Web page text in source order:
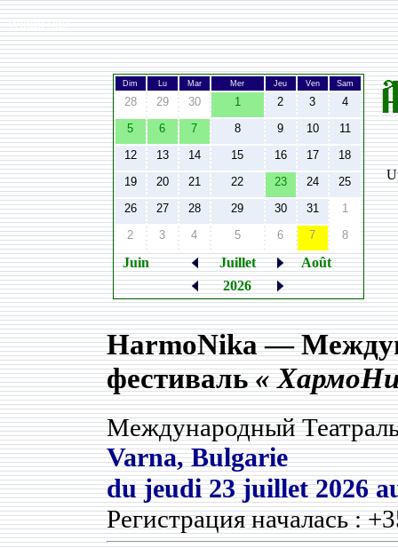
Width:980
Dim Lu Mar Mer Jeu Ven Sam
28 29 30 1 2 3
4
5
6 7 8 9 10
11
12
13 14 15 16 17
18
19
20 21 22 23 24
25
26
27 28 29 30 31
1
2
3 4 5 6 7 8
Juin Juillet
Août
2026
HarmoNika —
фестиваль«
Международный
Varna, Bulgarie
dujeudi 23 juillet 2026
Регистрация началась :